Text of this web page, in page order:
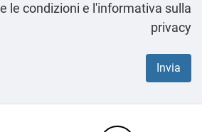
le condizioni e l'informativa sulla
privacy